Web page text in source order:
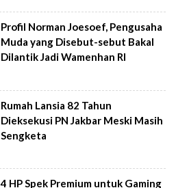
Profil Norman Joesoef, Pengusaha
Muda yang Disebut-sebut Bakal
Dilantik Jadi Wamenhan RI
Rumah Lansia 82 Tahun
Dieksekusi PN Jakbar Meski Masih
Sengketa
4 HP Spek Premium untuk Gaming